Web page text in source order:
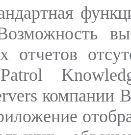
отчетов
компании